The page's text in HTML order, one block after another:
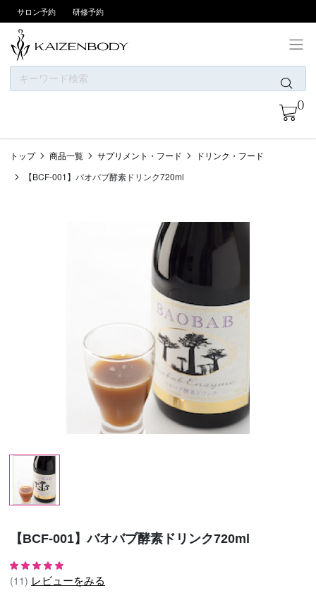
サロン予約 研修予約
0
ニュース
カテゴリー
会員登録/ログイン
お問い合わせ
トップ 商品一覧 サプリメント・フード
ドリンク・フード
【BCF-001】バオバブ酵素ドリンク720ml
【BCF-001】バオバブ酵素ドリンク720ml
(11) レビューをみる